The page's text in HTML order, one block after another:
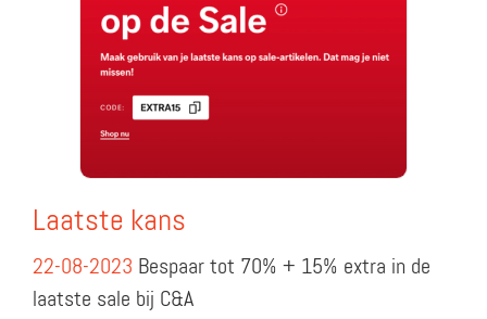
Laatste kans
22-08-2023 Bespaar tot 70% + 15% extra in de
laatste sale bij C&A